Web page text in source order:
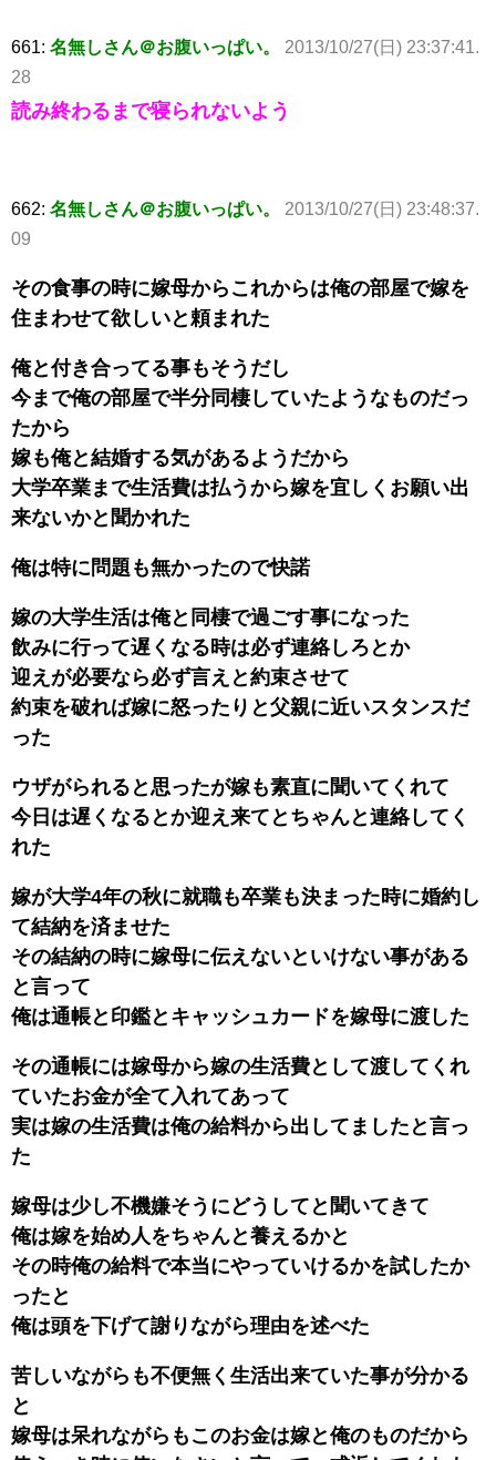
661: 名無しさん＠お腹いっぱい。
2013/10/27(日) 23:37:41.
28
読み終わるまで寝られないよう
662: 名無しさん＠お腹いっぱい。
2013/10/27(日) 23:48:37.
09
その食事の時に嫁母からこれからは俺の部屋で嫁を
住まわせて欲しいと頼まれた
俺と付き合ってる事もそうだし
今まで俺の部屋で半分同棲していたようなものだっ
たから
嫁も俺と結婚する気があるようだから
大学卒業まで生活費は払うから嫁を宜しくお願い出
来ないかと聞かれた
俺は特に問題も無かったので快諾
嫁の大学生活は俺と同棲で過ごす事になった
飲みに行って遅くなる時は必ず連絡しろとか
迎えが必要なら必ず言えと約束させて
約束を破れば嫁に怒ったりと父親に近いスタンスだ
った
ウザがられると思ったが嫁も素直に聞いてくれて
今日は遅くなるとか迎え来てとちゃんと連絡してく
れた
嫁が大学4年の秋に就職も卒業も決まった時に婚約し
て結納を済ませた
その結納の時に嫁母に伝えないといけない事がある
と言って
俺は通帳と印鑑とキャッシュカードを嫁母に渡した
その通帳には嫁母から嫁の生活費として渡してくれ
ていたお金が全て入れてあって
実は嫁の生活費は俺の給料から出してましたと言っ
た
嫁母は少し不機嫌そうにどうしてと聞いてきて
俺は嫁を始め人をちゃんと養えるかと
その時俺の給料で本当にやっていけるかを試したか
ったと
俺は頭を下げて謝りながら理由を述べた
苦しいながらも不便無く生活出来ていた事が分かる
と
嫁母は呆れながらもこのお金は嫁と俺のものだから